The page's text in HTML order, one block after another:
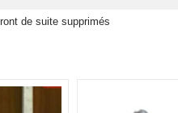
de suite supprimés